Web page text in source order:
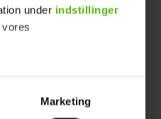
under indstillinger
indhold til dig.
Marketing